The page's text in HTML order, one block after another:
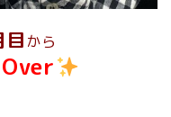
目 から